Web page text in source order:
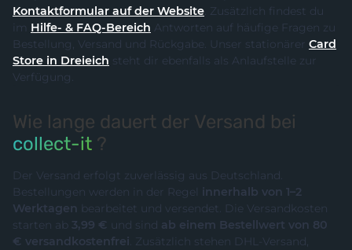
Kontaktformular auf der Website. Zusätzlich findest du
im Hilfe- & FAQ-Bereich Antworten auf häufige Fragen zu
Bestellung, Versand und Rückgabe. Unser stationärer Card
Store in Dreieich steht dir ebenfalls als Anlaufstelle zur
Verfügung.
Wie lange dauert der Versand bei
collect-it ?
Der Versand erfolgt zuverlässig aus Deutschland.
Bestellungen werden in der Regel innerhalb von 1–2
Werktagen bearbeitet und versendet. Die Versandkosten
starten ab 3,99 € und sind ab einem Bestellwert von 80
€ versandkostenfrei. Zusätzlich stehen DHL-Versand,